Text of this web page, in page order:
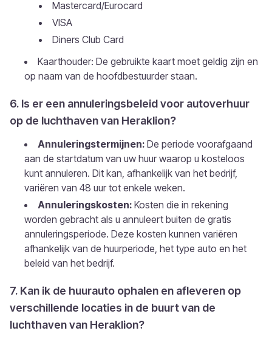
Mastercard/Eurocard
VISA
Diners Club Card
Kaarthouder: De gebruikte kaart moet geldig zijn en
op naam van de hoofdbestuurder staan.
6. Is er een annuleringsbeleid voor autoverhuur
op de luchthaven van Heraklion?
Annuleringstermijnen: De periode voorafgaand
aan de startdatum van uw huur waarop u kosteloos
kunt annuleren. Dit kan, afhankelijk van het bedrijf,
variëren van 48 uur tot enkele weken.
Annuleringskosten: Kosten die in rekening
worden gebracht als u annuleert buiten de gratis
annuleringsperiode. Deze kosten kunnen variëren
afhankelijk van de huurperiode, het type auto en het
beleid van het bedrijf.
7. Kan ik de huurauto ophalen en afleveren op
verschillende locaties in de buurt van de
luchthaven van Heraklion?